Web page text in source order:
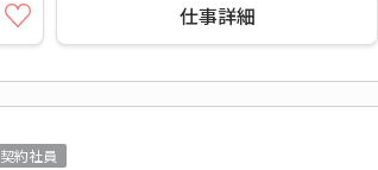
仕事詳細
契約社員